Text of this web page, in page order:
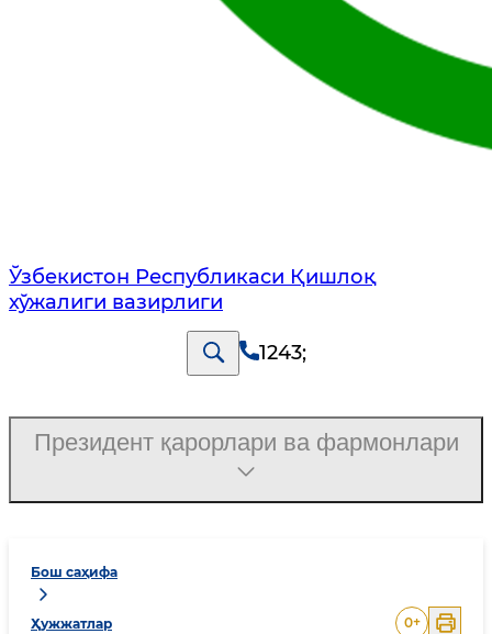
Ўзбекистон Республикаси Қишлоқ
хўжалиги вазирлиги
1243;
Бош саҳифа
Ҳужжатлар 0+
Президент қарорлари ва фармонлари